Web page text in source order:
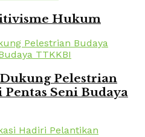
Hukum
Pelestrian
Seni Budaya